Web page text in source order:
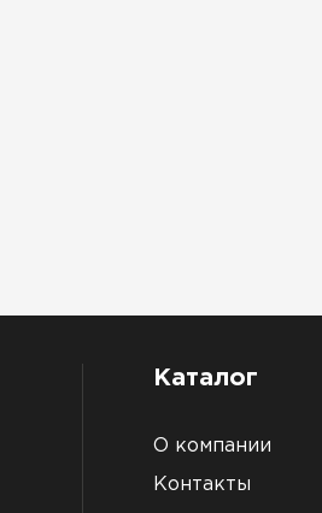
Каталог
О компании
Контакты